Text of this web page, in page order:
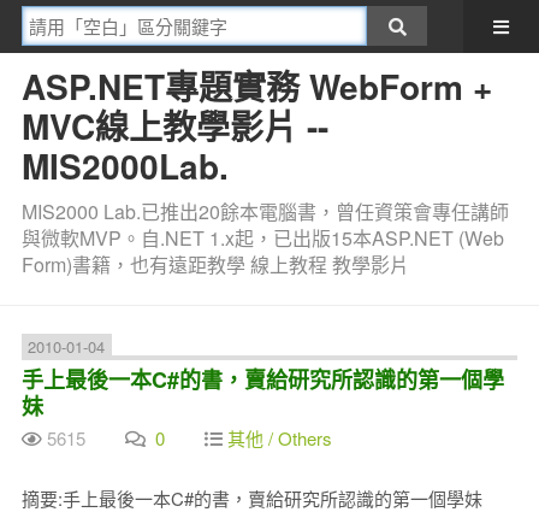
ASP.NET專題實務 WebForm +
MVC線上教學影片 --
MIS2000Lab.
MIS2000 Lab.已推出20餘本電腦書，曾任資策會專任講師
與微軟MVP。自.NET 1.x起，已出版15本ASP.NET (Web
Form)書籍，也有遠距教學 線上教程 教學影片
2010-01-04
手上最後一本C#的書，賣給研究所認識的第一個學
妹
5615 0 其他 / Others
摘要:手上最後一本C#的書，賣給研究所認識的第一個學妹